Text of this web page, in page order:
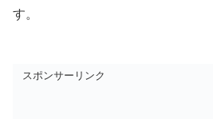
す。
スポンサーリンク